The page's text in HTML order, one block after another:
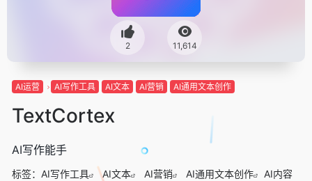
2 11,614
AI运营 AI写作工具 AI文本 AI营销 AI通用文本创作
TextCortex
AI写作能手
标签： AI写作工具 AI文本 AI营销 AI通用文本创作
AI内容